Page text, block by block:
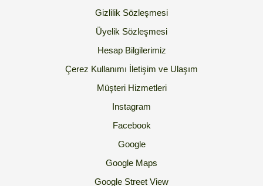
Gizlilik Sözleşmesi
Üyelik Sözleşmesi
Hesap Bilgilerimiz
Çerez Kullanımı İletişim ve Ulaşım
Müşteri Hizmetleri
Instagram
Facebook
Google
Google Maps
Google Street View